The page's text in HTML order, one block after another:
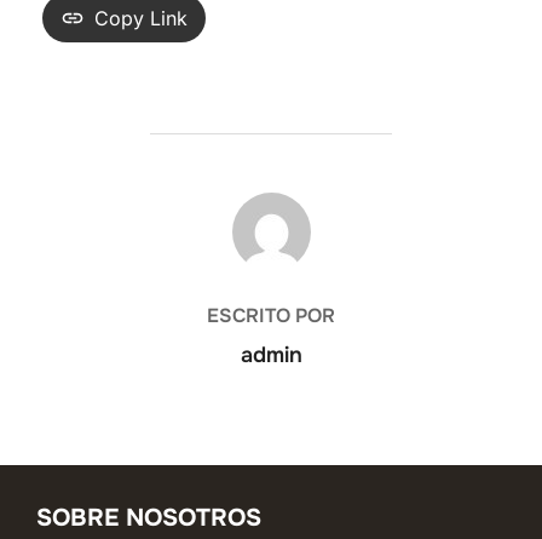
Copy Link
AUTOR DE LA ENTRADA
ESCRITO POR
admin
SOBRE NOSOTROS